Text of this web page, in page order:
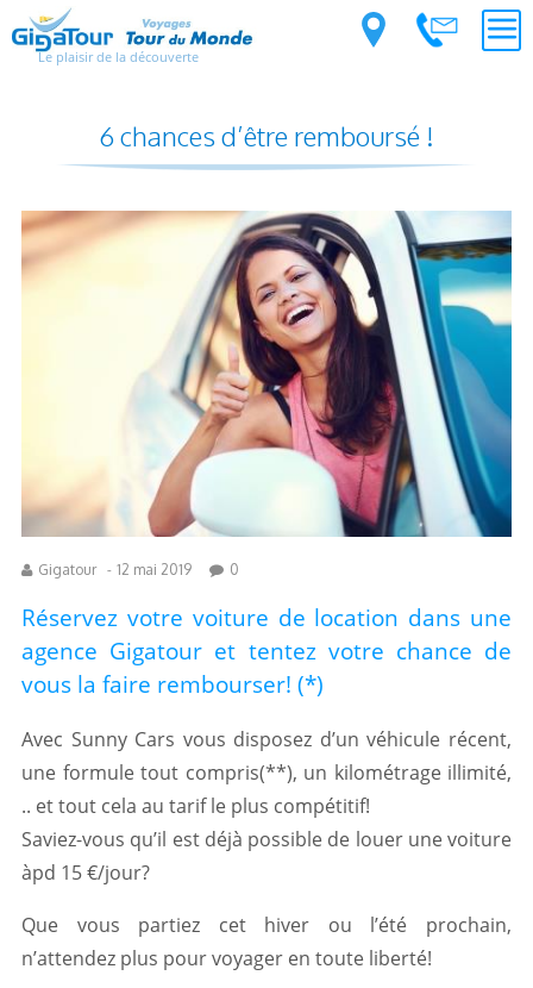
Le plaisir de la découverte
6 chances d’être remboursé !
Gigatour - 12 mai 2019 0
Réservez votre voiture de location dans une
agence Gigatour et tentez votre chance de
vous la faire rembourser! (*)
Avec Sunny Cars vous disposez d’un véhicule récent,
une formule tout compris(**), un kilométrage illimité,
.. et tout cela au tarif le plus compétitif!
Saviez-vous qu’il est déjà possible de louer une voiture
àpd 15 €/jour?
Que vous partiez cet hiver ou l’été prochain,
n’attendez plus pour voyager en toute liberté!